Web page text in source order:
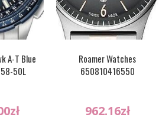
A-T Blue
50L
zł
Roamer Watches
650810416550
962.16zł